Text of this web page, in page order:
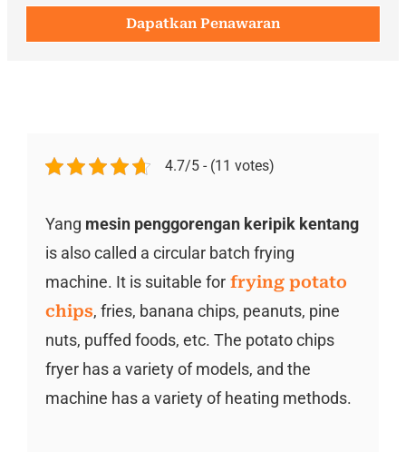
Dapatkan Penawaran
4.7/5 - (11 votes)
Yang mesin penggorengan keripik kentang
is also called a circular batch frying
machine. It is suitable forfrying potato
chips, fries, banana chips, peanuts, pine
nuts, puffed foods, etc. The potato chips
fryer has a variety of models, and the
machine has a variety of heating methods.